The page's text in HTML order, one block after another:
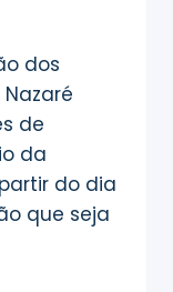
dos
de
da
do dia
que seja